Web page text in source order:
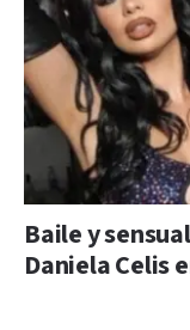
Baile y
Daniela Celis